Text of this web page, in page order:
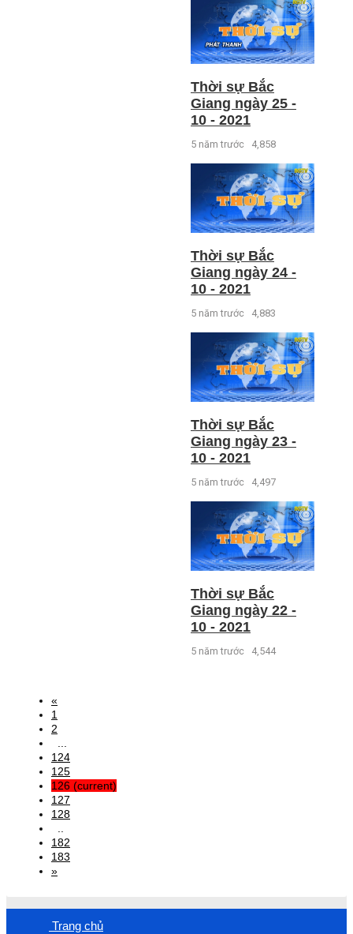
Thời sự Bắc
Giang ngày 25 -
10 - 2021
5 năm trước 4,858
Thời sự Bắc
Giang ngày 24 -
10 - 2021
5 năm trước 4,883
Thời sự Bắc
Giang ngày 23 -
10 - 2021
5 năm trước 4,497
Thời sự Bắc
Giang ngày 22 -
10 - 2021
5 năm trước 4,544
«
1
2
...
124
125
126 (current)
127
128
..
182
183
»
Trang chủ